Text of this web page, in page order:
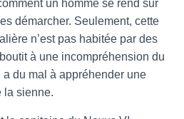
un homme se rend sur
démarcher. Seulement, cette
n’est pas habitée par des
à une incompréhension du
du mal à appréhender une
la sienne.